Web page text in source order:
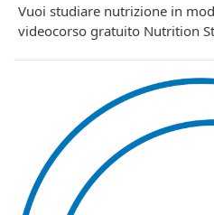
Vuoi studiare nutrizione in
videocorso gratuito Nutrition